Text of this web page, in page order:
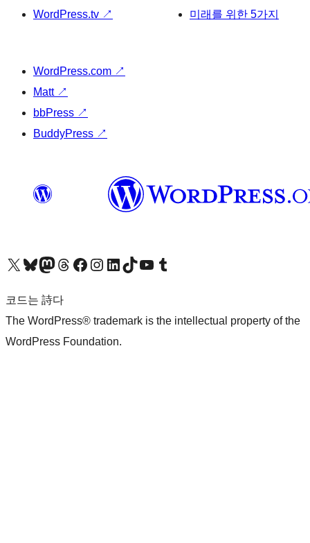
WordPress.tv ↗
미래를 위한 5가지
WordPress.com ↗
Matt ↗
bbPress ↗
BuddyPress ↗
X(이전 트위터) 계정 방문하기블루스카이 계정 방문하기마스토돈 계정 방문하기스레드 계정 방문하기 페이스북 페이지 방문하기인스타그램 계정 방문하기 LinkedIn 계정 방문하기틱톡 계정 방문하기유튜브 채널 방문하기 텀블러 계정 방문하기
코드는 詩다
The WordPress® trademark is the intellectual property of the
WordPress Foundation.